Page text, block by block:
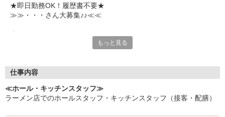
★即日勤務OK！履歴書不要★
≫≫・・・さん大募集♪♪≪≪
職場での不安や悩み事があれば
充実の福利厚生、各種施設利用の特典など、
お仕事以外も充実させたいあなたの味方です♪
もっと見る
仕事内容
≪ホール・キッチンスタッフ≫
ラーメン店でのホールスタッフ・キッチンスタッフ（接客・配膳）